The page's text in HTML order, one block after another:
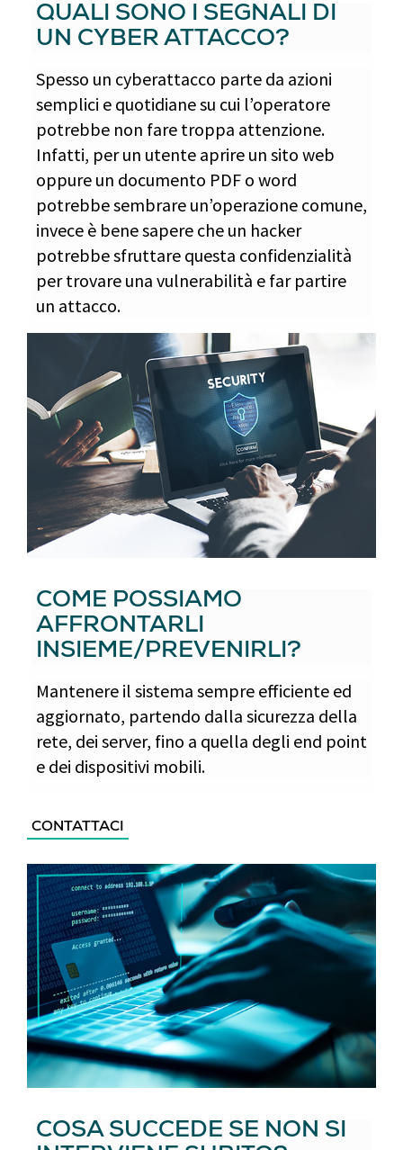
QUALI SONO I SEGNALI DI
UN CYBER ATTACCO?
Spesso un cyberattacco parte da azioni
semplici e quotidiane su cui l’operatore
potrebbe non fare troppa attenzione.
Infatti, per un utente aprire un sito web
oppure un documento PDF o word
potrebbe sembrare un’operazione comune,
invece è bene sapere che un hacker
potrebbe sfruttare questa confidenzialità
per trovare una vulnerabilità e far partire
un attacco.
COME POSSIAMO
AFFRONTARLI
INSIEME/PREVENIRLI?
Mantenere il sistema sempre efficiente ed
aggiornato, partendo dalla sicurezza della
rete, dei server, fino a quella degli end point
e dei dispositivi mobili.
CONTATTACI
COSA SUCCEDE SE NON SI